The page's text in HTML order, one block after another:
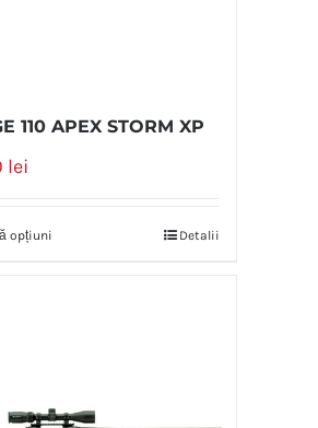
110 APEX STORM XP
lei
opțiuni Detalii